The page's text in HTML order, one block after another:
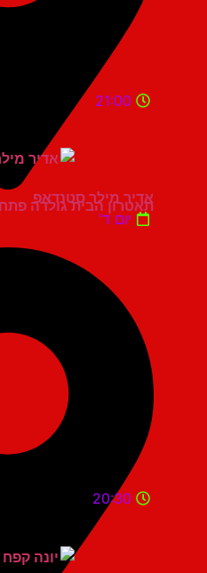
תאטרון הבית גולדה פתח תקווה
21:00
אדיר מילר סטנדאפ
יום ד'
20:30